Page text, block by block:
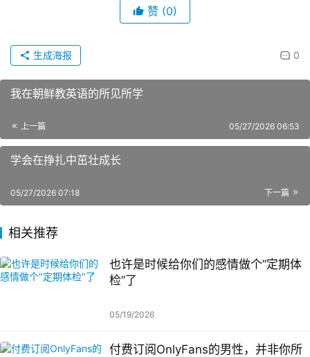
赞 (0)
0
生成海报
我在朝鲜教英语的所见所学
上一篇 05/27/2026 06:53
学会在挣扎中茁壮成长
下一篇
05/27/2026 07:18
相关推荐
也许是时候给你们的感情做个”定期体
检”了
05/19/2026
付费订阅OnlyFans的男性，并非你所